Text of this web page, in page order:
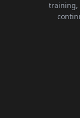
training,